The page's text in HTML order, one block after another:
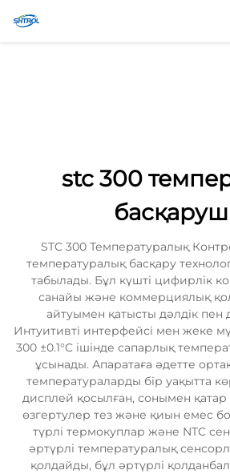
stc 300
STC 300 Температуралық
температуралық басқару
табылады. Бұл күшті цифирлік
санайы және коммерциялық
айтуымен қатысты дәлдік пен
Интуитивті интерфейсі мен жеке
300 ±0.1°C ішінде сапарлық
ұсынады. Апаратаға әдетте
температураларды бір уақытта
дисплей қосылған, сонымен
өзгертулер тез және қиын емес
түрлі термокуплар және NTC
әртүрлі температуралық
қолдайды, бұл әртүрлі